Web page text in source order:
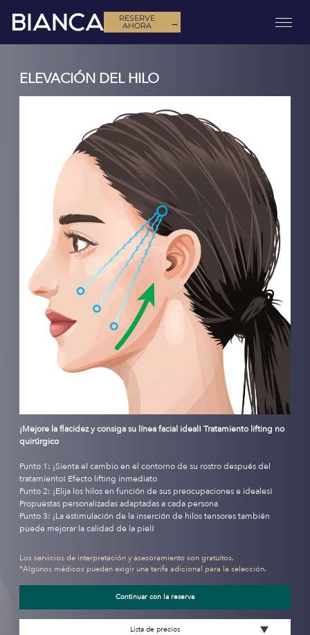
RESERVE
AHORA →
ELEVACIÓN DEL HILO
¡Mejore la flacidez y consiga su línea facial ideal! Tratamiento lifting no
quirúrgico
Punto 1: ¡Sienta el cambio en el contorno de su rostro después del
tratamiento! Efecto lifting inmediato
Punto 2: ¡Elija los hilos en función de sus preocupaciones e ideales!
Propuestas personalizadas adaptadas a cada persona
Punto 3: ¡La estimulación de la inserción de hilos tensores también
puede mejorar la calidad de la piel!
Los servicios de interpretación y asesoramiento son gratuitos.
*Algunos médicos pueden exigir una tarifa adicional para la selección.
Continuar con la reserva
Lista de precios